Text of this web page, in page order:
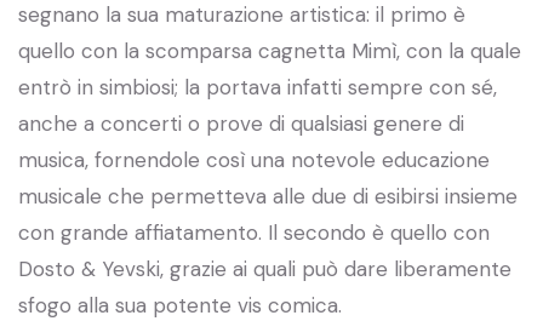
segnano la sua maturazione artistica: il primo è
quello con la scomparsa cagnetta Mimì, con la quale
entrò in simbiosi; la portava infatti sempre con sé,
anche a concerti o prove di qualsiasi genere di
musica, fornendole così una notevole educazione
musicale che permetteva alle due di esibirsi insieme
con grande affiatamento. Il secondo è quello con
Dosto & Yevski, grazie ai quali può dare liberamente
sfogo alla sua potente vis comica.